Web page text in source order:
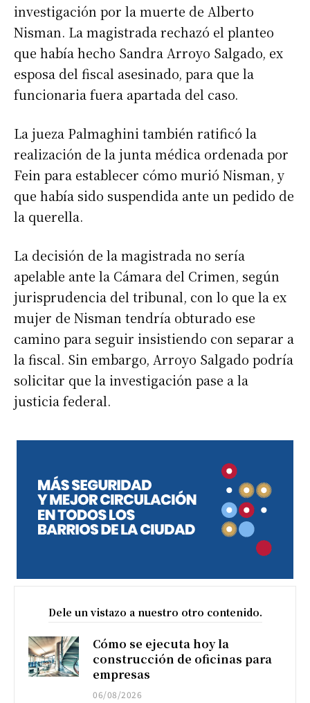
investigación por la muerte de Alberto
Nisman. La magistrada rechazó el planteo
que había hecho Sandra Arroyo Salgado, ex
esposa del fiscal asesinado, para que la
funcionaria fuera apartada del caso.
La jueza Palmaghini también ratificó la
realización de la junta médica ordenada por
Fein para establecer cómo murió Nisman, y
que había sido suspendida ante un pedido de
la querella.
La decisión de la magistrada no sería
apelable ante la Cámara del Crimen, según
jurisprudencia del tribunal, con lo que la ex
mujer de Nisman tendría obturado ese
camino para seguir insistiendo con separar a
la fiscal. Sin embargo, Arroyo Salgado podría
solicitar que la investigación pase a la
justicia federal.
Dele un vistazo a nuestro otro contenido.
Cómo se ejecuta hoy la
construcción de oficinas para
empresas
06/08/2026